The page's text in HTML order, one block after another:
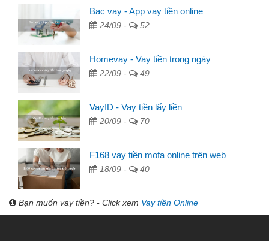
Bac vay - App vay tiền online
24/09 - 52
Homevay - Vay tiền trong ngày
22/09 - 49
VayID - Vay tiền lấy liền
20/09 - 70
F168 vay tiền mofa online trên web
18/09 - 40
Bạn muốn vay tiền? - Click xem Vay tiền Online